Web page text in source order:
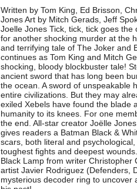
Written by Tom King, Ed Brisson,
Jones Art by Mitch Gerads, Jeff
Joelle Jones Tick, tick, tick goes
for another shocking murder at the
and terrifying tale of The Joker and
continues as Tom King and Mitch
shocking, bloody blockbuster tale!
ancient sword that has long been
the ocean. A sword of unspeakable
entire civilizations. But they may
exiled Xebels have found the blade
humanity to its knees. For one
the end. All-star creator Joëlle
gives readers a Batman Black &
scars, both literal and
toughest fights and deepest
Black Lamp from writer Christopher
artist Javier Rodriguez (Defenders,
mysterious decoder ring to uncover